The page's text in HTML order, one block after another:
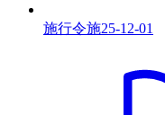
施行令施25-12-01